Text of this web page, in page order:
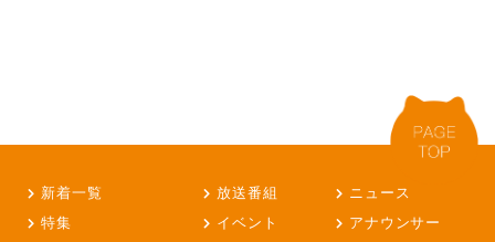
新着一覧 放送番組
ニュース
特集
イベント
アナウンサー